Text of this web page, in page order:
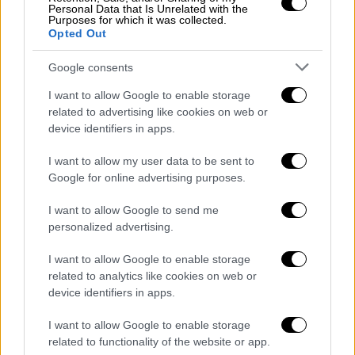
Personal Data that Is Unrelated with the
Purposes for which it was collected.
Opted Out
Google consents
I want to allow Google to enable storage
related to advertising like cookies on web or
device identifiers in apps.
I want to allow my user data to be sent to
Google for online advertising purposes.
I want to allow Google to send me
personalized advertising.
I want to allow Google to enable storage
related to analytics like cookies on web or
device identifiers in apps.
I want to allow Google to enable storage
related to functionality of the website or app.
Πηγή φωτο: magnific.com
Όλοι αυτοί δεν είναι παρόντες σε φυσική
μορφή. Είναι παρόντες ωςαποτύπωμα
το ίδιο το γήπεδο να έχει κρατήσει μέσα του
τη μνήμη κάθε κίνησης, κάθε αποτυχίας, κάθε
σήμερα αποκτά ειδικό βάρος.
Η απουσία θεατών δεν είναι έλλειψη, αλλά
ελευθερία. Η κίνηση γίνεται πιο καθαρή, πιο
αληθινή, χωρίς το βάρος της εικόνας ή της